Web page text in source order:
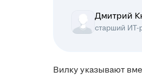
Дмитрий
старший ИТ-
Вилку указывают